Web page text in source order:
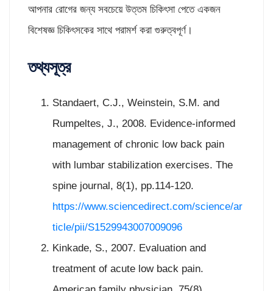
আপনার রোগের জন্য সবচেয়ে উত্তম চিকিৎসা পেতে একজন
বিশেষজ্ঞ চিকিৎসকের সাথে পরামর্শ করা গুরুত্বপূর্ণ।
তথ্যসূত্র
Standaert, C.J., Weinstein, S.M. and
Rumpeltes, J., 2008. Evidence-informed
management of chronic low back pain
with lumbar stabilization exercises. The
spine journal, 8(1), pp.114-120.
https://www.sciencedirect.com/science/ar
ticle/pii/S1529943007009096
Kinkade, S., 2007. Evaluation and
treatment of acute low back pain.